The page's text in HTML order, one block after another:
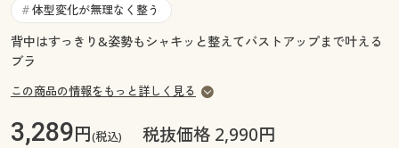
よくある質問とお問い合わせ
# 体型変化が無理なく整う
背中はすっきり&姿勢もシャキッと整えてバストアップまで叶える
ブラ
この商品の情報をもっと詳しく見る
3,289円(税込) 税抜価格 2,990円